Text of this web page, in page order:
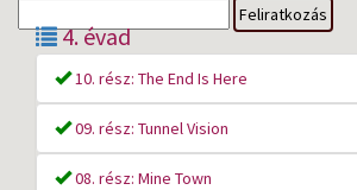
Feliratkozás
4. évad
10. rész: The End Is Here
09. rész: Tunnel Vision
08. rész: Mine Town